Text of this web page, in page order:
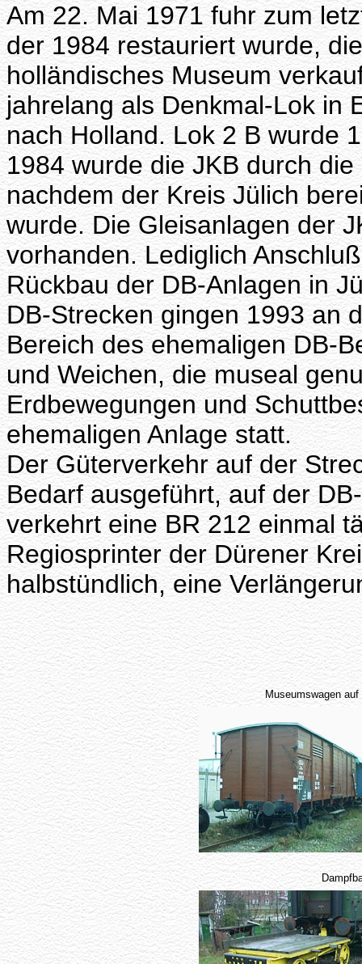
Am 22. Mai 1971 fuhr zum
der 1984 restauriert wurde,
holländisches Museum
jahrelang als Denkmal-Lok in
nach Holland. Lok 2 B wurde
1984 wurde die JKB durch
nachdem der Kreis Jülich
wurde. Die Gleisanlagen der
vorhanden. Lediglich
Rückbau der DB-Anlagen in
DB-Strecken gingen 1993 an
Bereich des ehemaligen DB-
und Weichen, die museal
Erdbewegungen und
ehemaligen Anlage statt.
Der Güterverkehr auf der
Bedarf ausgeführt, auf der
verkehrt eine BR 212 einmal
Regiosprinter der Dürener
halbstündlich, eine
Museumswagen